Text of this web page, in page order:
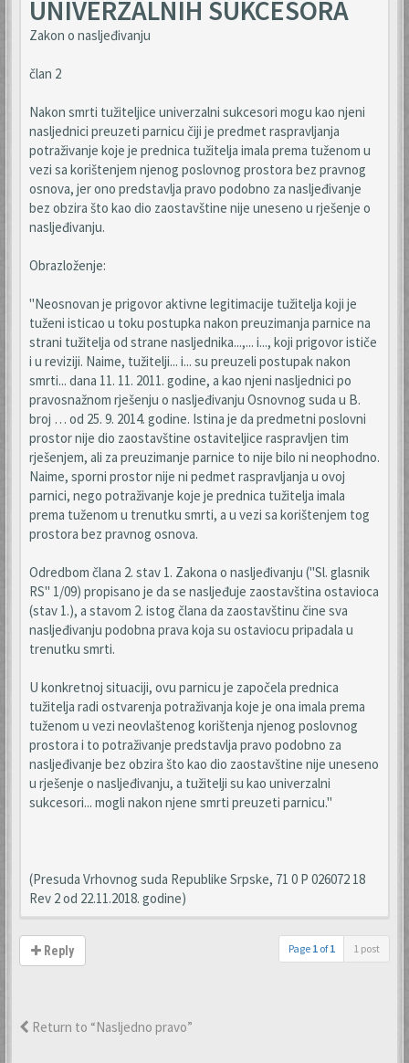
UNIVERZALNIH SUKCESORA
Zakon o nasljeđivanju
član 2
Nakon smrti tužiteljice univerzalni sukcesori mogu kao njeni
nasljednici preuzeti parnicu čiji je predmet raspravljanja
potraživanje koje je prednica tužitelja imala prema tuženom u
vezi sa korištenjem njenog poslovnog prostora bez pravnog
osnova, jer ono predstavlja pravo podobno za nasljeđivanje
bez obzira što kao dio zaostavštine nije uneseno u rješenje o
nasljeđivanju.
Obrazloženje:
"Neosnovan je prigovor aktivne legitimacije tužitelja koji je
tuženi isticao u toku postupka nakon preuzimanja parnice na
strani tužitelja od strane nasljednika...,... i..., koji prigovor ističe
i u reviziji. Naime, tužitelji... i... su preuzeli postupak nakon
smrti... dana 11. 11. 2011. godine, a kao njeni nasljednici po
pravosnažnom rješenju o nasljeđivanju Osnovnog suda u B.
broj … od 25. 9. 2014. godine. Istina je da predmetni poslovni
prostor nije dio zaostavštine ostaviteljice raspravljen tim
rješenjem, ali za preuzimanje parnice to nije bilo ni neophodno.
Naime, sporni prostor nije ni pedmet raspravljanja u ovoj
parnici, nego potraživanje koje je prednica tužitelja imala
prema tuženom u trenutku smrti, a u vezi sa korištenjem tog
prostora bez pravnog osnova.
Odredbom člana 2. stav 1. Zakona o nasljeđivanju ("Sl. glasnik
RS" 1/09) propisano je da se nasljeđuje zaostavština ostavioca
(stav 1.), a stavom 2. istog člana da zaostavštinu čine sva
nasljeđivanju podobna prava koja su ostaviocu pripadala u
trenutku smrti.
U konkretnoj situaciji, ovu parnicu je započela prednica
tužitelja radi ostvarenja potraživanja koje je ona imala prema
tuženom u vezi neovlaštenog korištenja njenog poslovnog
prostora i to potraživanje predstavlja pravo podobno za
nasljeđivanje bez obzira što kao dio zaostavštine nije uneseno
u rješenje o nasljeđivanju, a tužitelji su kao univerzalni
sukcesori... mogli nakon njene smrti preuzeti parnicu."
(Presuda Vrhovnog suda Republike Srpske, 71 0 P 026072 18
Rev 2 od 22.11.2018. godine)
Reply Page 1 of1 1 post
Return to “Nasljedno pravo”